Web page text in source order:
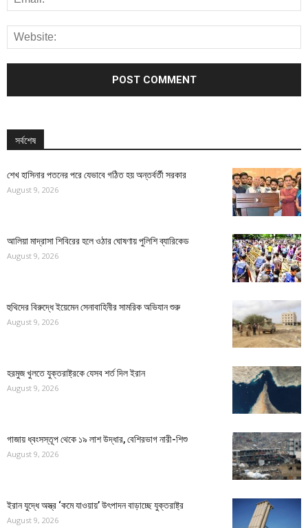
সর্বশেষ
শেখ হাসিনার পতনের পরে যেভাবে গঠিত হয় অন্তর্বর্তী সরকার
August 9, 2026
আলিয়া মাদ্রাসা শিবিরের হলে ওঠার ঘোষণায় পুলিশি ব্যারিকেড
August 9, 2026
হুথিদের বিরুদ্ধে ইয়েমেন সেনাবাহিনীর সামরিক অভিযান শুরু
August 9, 2026
হরমুজ খুলতে যুক্তরাষ্ট্রকে যেসব শর্ত দিল ইরান
August 9, 2026
গাজায় ধ্বংসস্তূপ থেকে ১৯ লাশ উদ্ধার, বেশিরভাগ নারী-শিশু
August 9, 2026
ইরান যুদ্ধে অস্ত্র ‘কমে যাওয়ায়’ উৎপাদন বাড়াচ্ছে যুক্তরাষ্ট্র
August 9, 2026